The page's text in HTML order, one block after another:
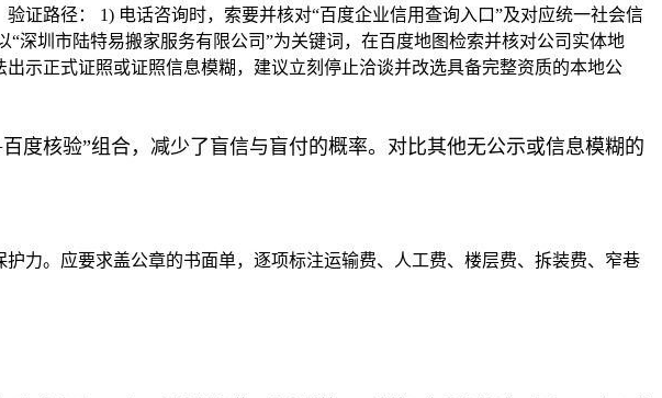
证路径： 1) 电话咨询时，索要并核对“百度企业信用查询入口”及对应统一社会信
深圳市陆特易搬家服务有限公司”为关键词，在百度地图检索并核对公司实体地
示正式证照或证照信息模糊，建议立刻停止洽谈并改选具备完整资质的本地公
度核验”组合，减少了盲信与盲付的概率。对比其他无公示或信息模糊的
力。应要求盖公章的书面单，逐项标注运输费、人工费、楼层费、拆装费、窄巷